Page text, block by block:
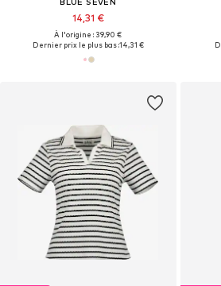
14,31 €
À l'origine : 39,90 €
Dernier prix le plus bas :14,31 €